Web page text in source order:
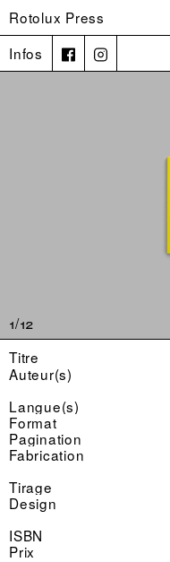
Rotolux Press
Infos
1/12
Titre
Auteur(s)
Langue(s)
Format
Pagination
Fabrication
Tirage
Design
ISBN
Prix